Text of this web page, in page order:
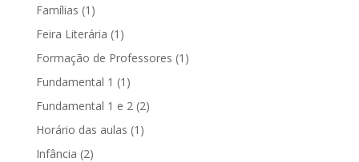
Famílias (1)
Feira Literária (1)
Formação de Professores (1)
Fundamental 1 (1)
Fundamental 1 e 2 (2)
Horário das aulas (1)
Infância (2)